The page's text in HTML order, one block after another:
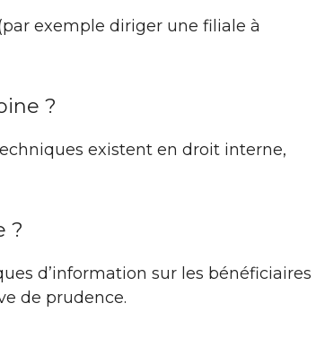
exemple diriger une filiale à
?
existent en droit interne,
?
d’information sur les bénéficiaires
de prudence.